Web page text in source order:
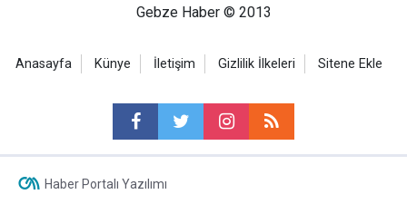
Gebze Haber © 2013
Anasayfa Künye İletişim Gizlilik İlkeleri Sitene Ekle
Haber Portalı Yazılımı